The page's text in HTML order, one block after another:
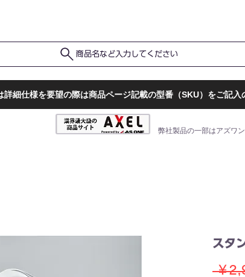
商品名など入力してください
細仕様を要望の際は商品ページ記載の型番（SKU）をご記
弊社製品の一部はアズワ
スタ
￥